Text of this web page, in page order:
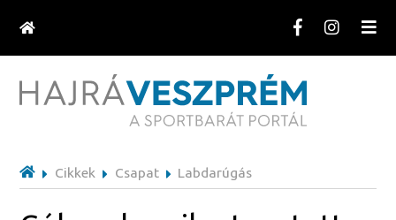
Cikkek Csapat Labdarúgás